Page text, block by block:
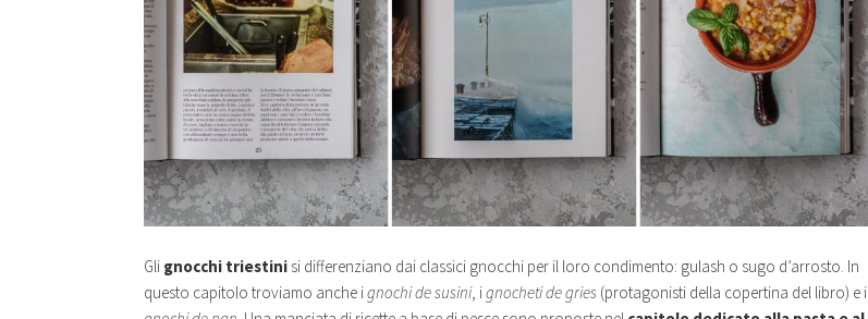
Gli gnocchi triestini si differenziano dai classici gnocchi per il loro condimento: gulash o sugo d’arrosto. In
questo capitolo troviamo anche ignochi de susini, ignocheti de gries (protagonisti della copertina del libro) e i